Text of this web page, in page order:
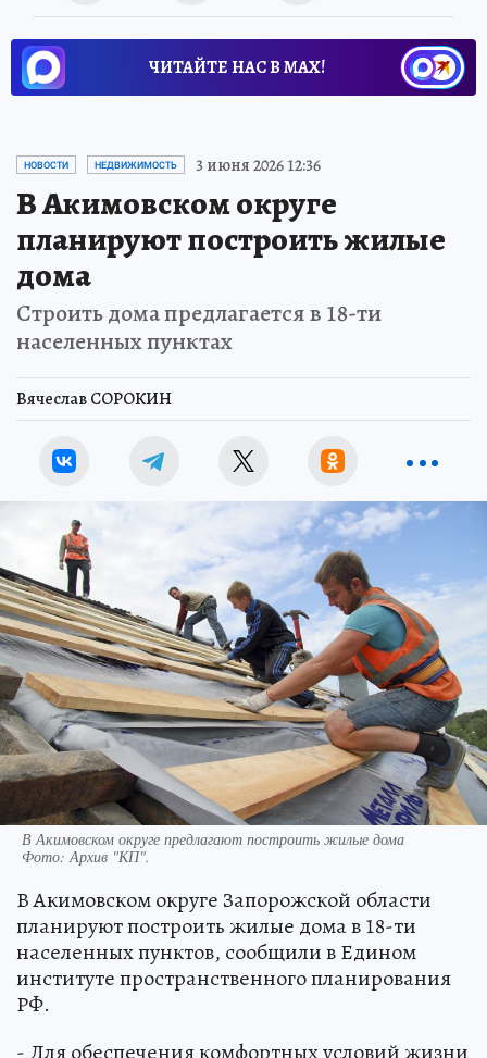
ЧИТАЙТЕ НАС В МАХ!
НОВОСТИ НЕДВИЖИМОСТЬ 3 июня 2026 12:36
В Акимовском округе
планируют построить жилые
дома
Строить дома предлагается в 18-ти
населенных пунктах
Вячеслав СОРОКИН
В Акимовском округе предлагают построить жилые дома
Фото:Архив "КП".
В Акимовском округе Запорожской области
планируют построить жилые дома в 18-ти
населенных пунктов, сообщили в Едином
институте пространственного планирования
РФ.